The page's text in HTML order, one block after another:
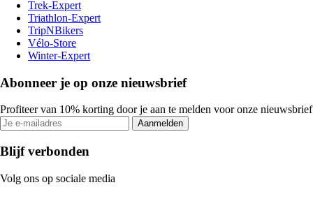
Trek-Expert
Triathlon-Expert
TripNBikers
Vélo-Store
Winter-Expert
Abonneer je op onze nieuwsbrief
Profiteer van 10% korting door je aan te melden voor onze nieuwsbrief
Aanmelden
Blijf verbonden
Volg ons op sociale media